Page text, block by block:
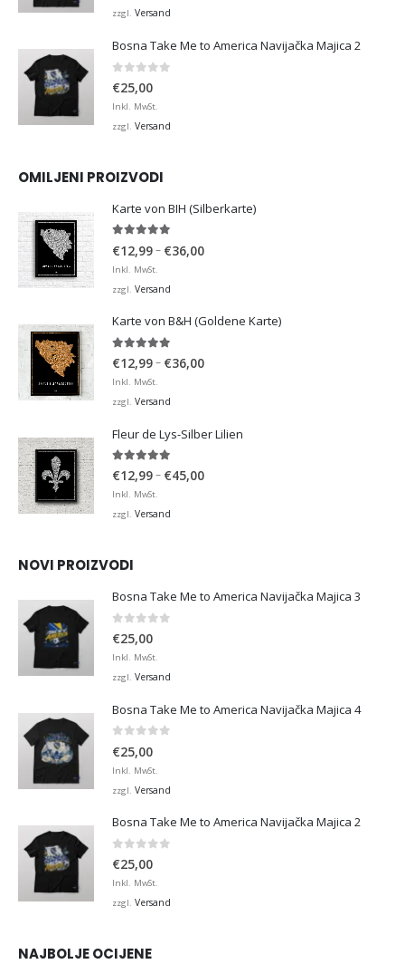
zzgl. Versand
Bosna Take Me to America Navijačka Majica 2
0 von 5
€25,00
Inkl. MwSt.
zzgl. Versand
OMILJENI PROIZVODI
Karte von BIH (Silberkarte)
€12,99– €36,00Preisspanne:
Inkl. MwSt.
zzgl. Versand
Karte von B&H (Goldene Karte)
4.98von 5
€12,99– €36,00Preisspanne:
Inkl. MwSt.
zzgl. Versand
Fleur de Lys-Silber Lilien
4.95von 5
€12,99– €45,00Preisspanne:
Inkl. MwSt.
zzgl. Versand
NOVI PROIZVODI
Bosna Take Me to America Navijačka Majica 3
0 von 5
€25,00
Inkl. MwSt.
zzgl. Versand
Bosna Take Me to America Navijačka Majica 4
€25,00
Inkl. MwSt.
zzgl. Versand
Bosna Take Me to America Navijačka Majica 2
0 von 5
€25,00
Inkl. MwSt.
zzgl. Versand
NAJBOLJE OCIJENE